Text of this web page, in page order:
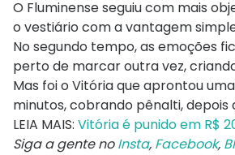
O Fluminense seguiu com mais
o vestiário com a vantagem
No segundo tempo, as emoções
perto de marcar outra vez,
Mas foi o Vitória que aprontou
minutos, cobrando pênalti,
LEIA MAIS: Vitória é punido em R$
Siga a gente noInsta, Facebook,